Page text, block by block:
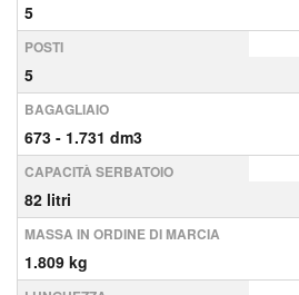
5
POSTI
5
BAGAGLIAIO
673 - 1.731 dm3
CAPACITÀ SERBATOIO
82 litri
MASSA IN ORDINE DI MARCIA
1.809 kg